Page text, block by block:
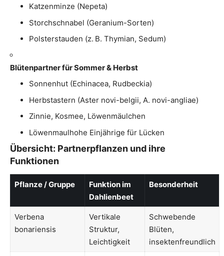
Katzenminze (Nepeta)
Storchschnabel (Geranium-Sorten)
Polsterstauden (z. B. Thymian, Sedum)
Blütenpartner für Sommer & Herbst
Sonnenhut (Echinacea, Rudbeckia)
Herbstastern (Aster novi-belgii, A. novi-angliae)
Zinnie, Kosmee, Löwenmäulchen
Löwenmaulhohe Einjährige für Lücken
Übersicht: Partnerpflanzen und ihre
Funktionen
Pflanze / Gruppe
Funktion im
Dahlienbeet
Besonderheit
Verbena
bonariensis
Vertikale
Struktur,
Leichtigkeit
Schwebende
Blüten,
insektenfreundlich